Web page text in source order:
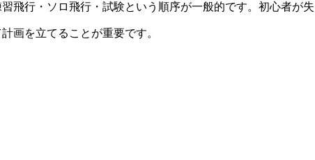
飛行・ソロ飛行・試験という順序が一般的です。初心者が失
画を立てることが重要です。